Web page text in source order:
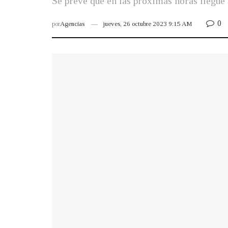
porAgencias jueves, 26 octubre 2023 9:15 AM 0